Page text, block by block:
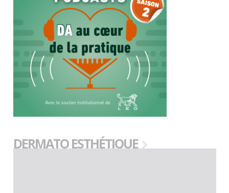
DERMATO ESTHÉTIQUE